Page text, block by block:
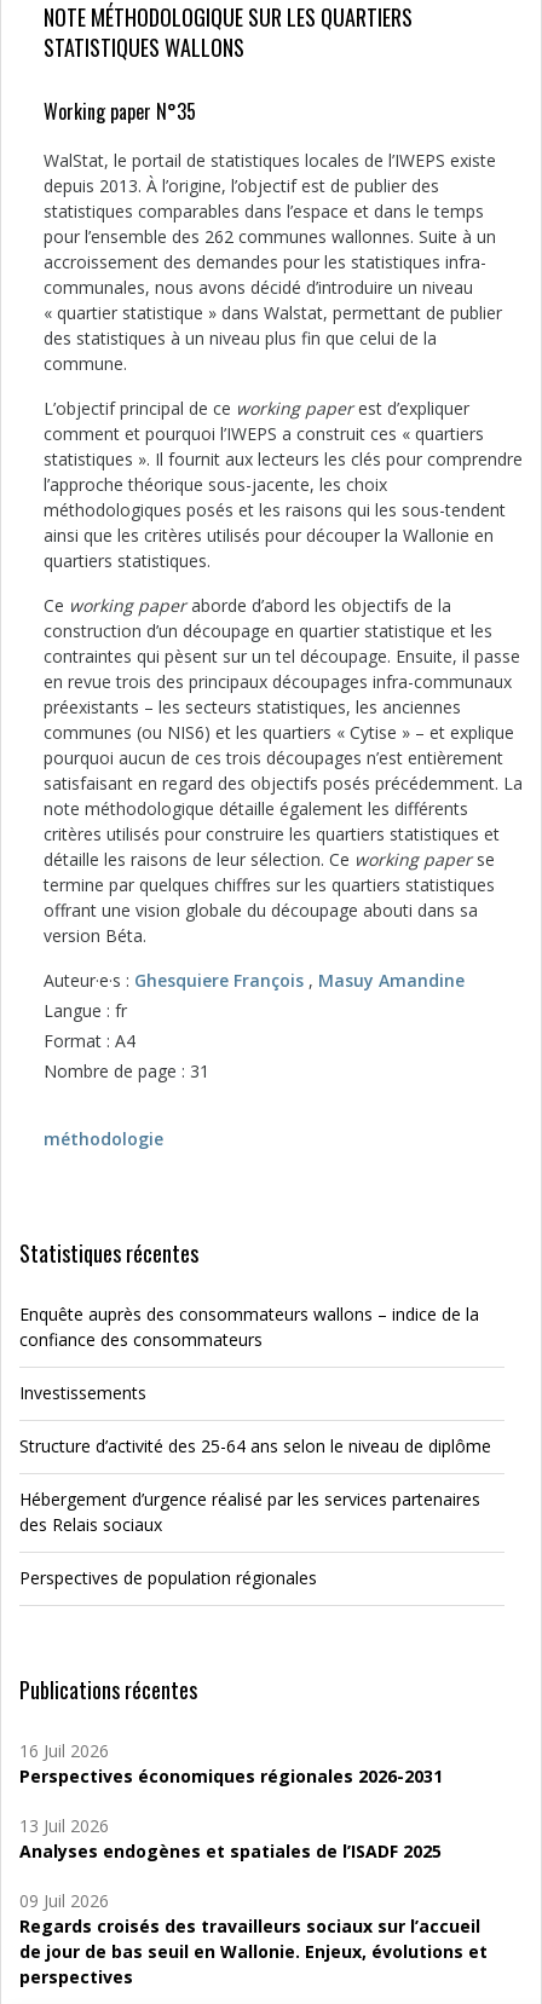
NOTE MÉTHODOLOGIQUE SUR LES QUARTIERS
STATISTIQUES WALLONS
Working paper N°35
WalStat, le portail de statistiques locales de l’IWEPS existe
depuis 2013. À l’origine, l’objectif est de publier des
statistiques comparables dans l’espace et dans le temps
pour l’ensemble des 262 communes wallonnes. Suite à un
accroissement des demandes pour les statistiques infra-
communales, nous avons décidé d’introduire un niveau
« quartier statistique » dans Walstat, permettant de publier
des statistiques à un niveau plus fin que celui de la
commune.
L’objectif principal de ce working paperest d’expliquer
comment et pourquoi l’IWEPS a construit ces « quartiers
statistiques ». Il fournit aux lecteurs les clés pour comprendre
l’approche théorique sous-jacente, les choix
méthodologiques posés et les raisons qui les sous-tendent
ainsi que les critères utilisés pour découper la Wallonie en
quartiers statistiques.
Ce working paperaborde d’abord les objectifs de la
construction d’un découpage en quartier statistique et les
contraintes qui pèsent sur un tel découpage. Ensuite, il passe
en revue trois des principaux découpages infra-communaux
préexistants – les secteurs statistiques, les anciennes
communes (ou NIS6) et les quartiers « Cytise » – et explique
pourquoi aucun de ces trois découpages n’est entièrement
satisfaisant en regard des objectifs posés précédemment. La
note méthodologique détaille également les différents
critères utilisés pour construire les quartiers statistiques et
détaille les raisons de leur sélection. Ce working paperse
termine par quelques chiffres sur les quartiers statistiques
offrant une vision globale du découpage abouti dans sa
version Béta.
Auteur·e·s : Ghesquiere François , Masuy Amandine
Langue : fr
Format : A4
Nombre de page : 31
méthodologie
Statistiques récentes
Enquête auprès des consommateurs wallons – indice de la
confiance des consommateurs
Investissements
Structure d’activité des 25-64 ans selon le niveau de diplôme
Hébergement d’urgence réalisé par les services partenaires
des Relais sociaux
Perspectives de population régionales
Publications récentes
16 Juil 2026
Perspectives économiques régionales 2026-2031
13 Juil 2026
Analyses endogènes et spatiales de l’ISADF 2025
09 Juil 2026
Regards croisés des travailleurs sociaux sur l’accueil
de jour de bas seuil en Wallonie. Enjeux, évolutions et
perspectives